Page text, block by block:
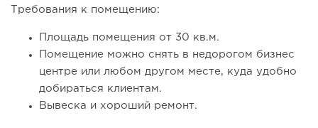
79
Франшиза кафе: рейтинг лучших франшиз общепита для
открытия заведения
Требования к помещению:
Площадь помещения от 30 кв.м.
Помещение можно снять в недорогом бизнес
центре или любом другом месте, куда удобно
добираться клиентам.
Вывеска и хороший ремонт.